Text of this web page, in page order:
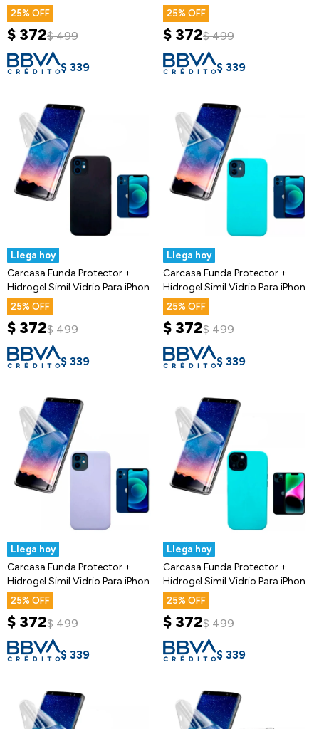
1125
$ 372$ 499
$ 339
1125
$ 372$ 499
$ 339
Llega hoy
Carcasa Funda Protector +
Hidrogel Simil Vidrio Para iPhone
1225
$ 372$ 499
$ 339
Llega hoy
Carcasa Funda Protector +
Hidrogel Simil Vidrio Para iPhone
1225
$ 372$ 499
$ 339
Llega hoy
Carcasa Funda Protector +
Hidrogel Simil Vidrio Para iPhone
1225
$ 372$ 499
$ 339
Llega hoy
Carcasa Funda Protector +
Hidrogel Simil Vidrio Para iPhone
1325
$ 372$ 499
$ 339